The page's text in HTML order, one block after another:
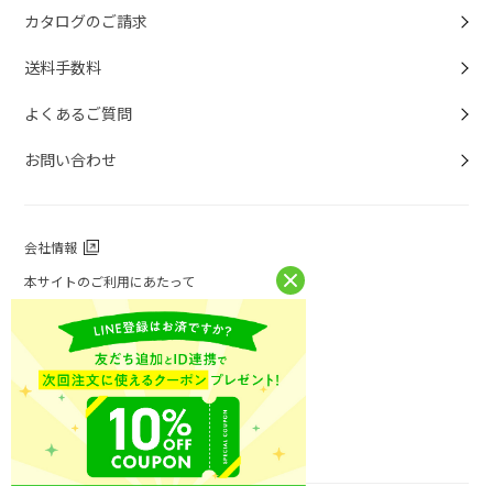
カタログのご請求
送料手数料
よくあるご質問
お問い合わせ
会社情報
本サイトのご利用にあたって
個人情報保護方針
個人情報取扱について
特定商取引法に基づく表記
お問い合わせ
ニチレイフーズ公式ホームページ